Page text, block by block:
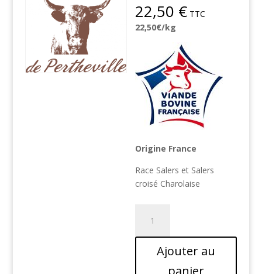
22,50 €
22,50€/kg
Origine France
Race Salers et Salers
croisé Charolaise
Rôti
trancheAjouter au
panier